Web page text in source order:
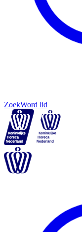
ZoekWord lid